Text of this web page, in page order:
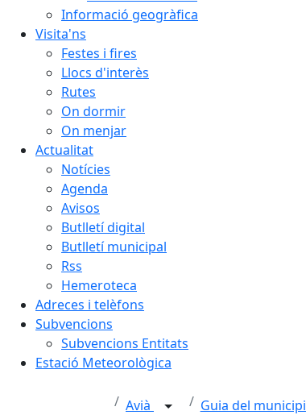
Informació geogràfica
Visita'ns
Festes i fires
Llocs d'interès
Rutes
On dormir
On menjar
Actualitat
Notícies
Agenda
Avisos
Butlletí digital
Butlletí municipal
Rss
Hemeroteca
Adreces i telèfons
Subvencions
Subvencions Entitats
Estació Meteorològica
Avià Guia del municipi